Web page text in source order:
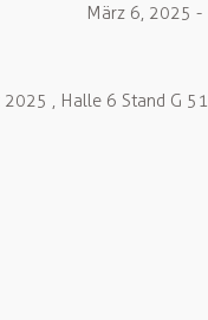
März 6, 2025 -
, Halle 6 Stand G 51